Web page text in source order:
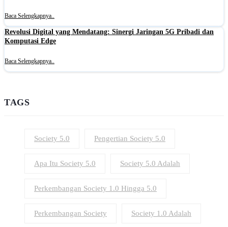
Baca Selengkapnya..
Revolusi Digital yang Mendatang: Sinergi Jaringan 5G Pribadi dan
Komputasi Edge
Baca Selengkapnya..
TAGS
Society 5.0 Pengertian Society 5.0
Apa Itu Society 5.0 Society 5.0 Adalah
Perkembangan Society 1.0 Hingga 5.0
Perkembangan Society Society 1.0 Adalah